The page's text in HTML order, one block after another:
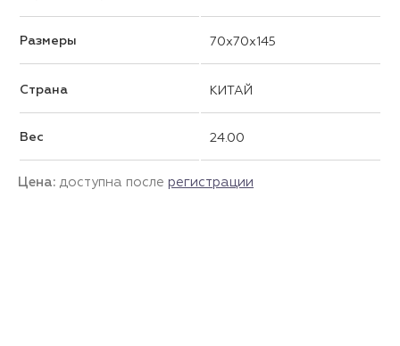
Размеры 70x70x145
Страна КИТАЙ
Вес 24.00
Цена: доступна после регистрации